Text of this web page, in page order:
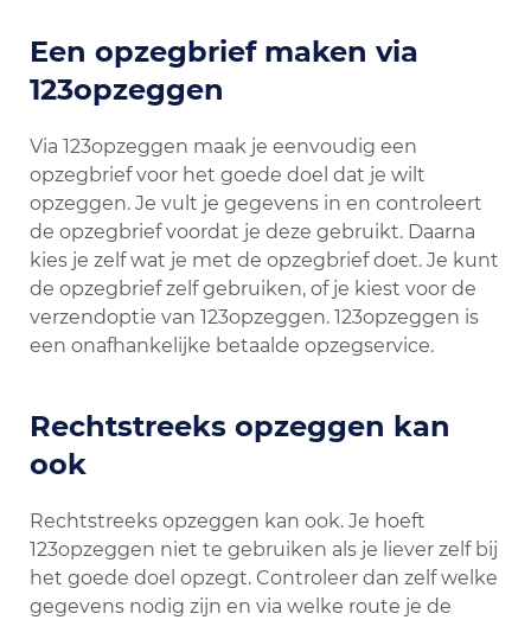
Een opzegbrief maken via
123opzeggen
Via 123opzeggen maak je eenvoudig een
opzegbrief voor het goede doel dat je wilt
opzeggen. Je vult je gegevens in en controleert
de opzegbrief voordat je deze gebruikt. Daarna
kies je zelf wat je met de opzegbrief doet. Je kunt
de opzegbrief zelf gebruiken, of je kiest voor de
verzendoptie van 123opzeggen. 123opzeggen is
een onafhankelijke betaalde opzegservice.
Rechtstreeks opzeggen kan
ook
Rechtstreeks opzeggen kan ook. Je hoeft
123opzeggen niet te gebruiken als je liever zelf bij
het goede doel opzegt. Controleer dan zelf welke
gegevens nodig zijn en via welke route je de